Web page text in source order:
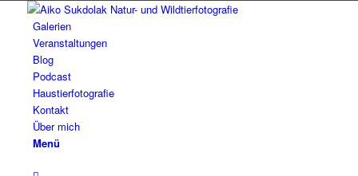
Galerien
Veranstaltungen
Blog
Podcast
Haustierfotografie
Kontakt
Über mich
Menü